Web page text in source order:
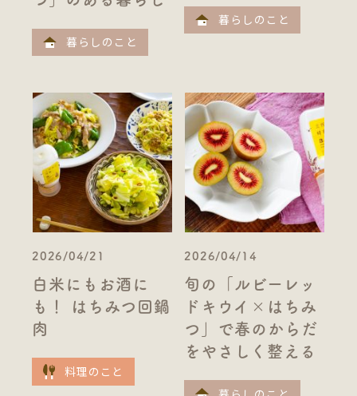
暮らしのこと
暮らしのこと
2026/04/21
白米にもお酒に
も！ はちみつ回鍋
肉
料理のこと
2026/04/14
旬の「ルビーレッ
ドキウイ×はちみ
つ」で春のからだ
をやさしく整える